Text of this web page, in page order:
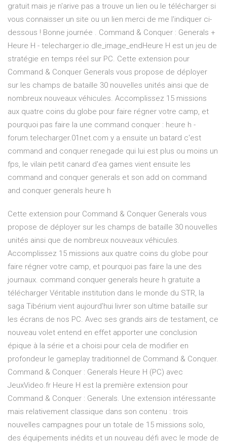
gratuit mais je n'arive pas a trouve un lien ou le télécharger si
vous connaisser un site ou un lien merci de me l'indiquer ci-
dessous ! Bonne journée . Command & Conquer : Generals +
Heure H - telecharger.io dle_image_endHeure H est un jeu de
stratégie en temps réel sur PC. Cette extension pour
Command & Conquer Generals vous propose de déployer
sur les champs de bataille 30 nouvelles unités ainsi que de
nombreux nouveaux véhicules. Accomplissez 15 missions
aux quatre coins du globe pour faire régner votre camp, et
pourquoi pas faire la une command conquer : heure h -
forum.telecharger.01net.com y a ensuite un batard c'est
command and conquer renegade qui lui est plus ou moins un
fps, le vilain petit canard d'ea games vient ensuite les
command and conquer generals et son add on command
and conquer generals heure h
Cette extension pour Command & Conquer Generals vous
propose de déployer sur les champs de bataille 30 nouvelles
unités ainsi que de nombreux nouveaux véhicules.
Accomplissez 15 missions aux quatre coins du globe pour
faire régner votre camp, et pourquoi pas faire la une des
journaux. command conquer generals heure h gratuite a
télécharger Véritable institution dans le monde du STR, la
saga Tibérium vient aujourd'hui livrer son ultime bataille sur
les écrans de nos PC. Avec ses grands airs de testament, ce
nouveau volet entend en effet apporter une conclusion
épique à la série et a choisi pour cela de modifier en
profondeur le gameplay traditionnel de Command & Conquer.
Command & Conquer : Generals Heure H (PC) avec
JeuxVideo.fr Heure H est la première extension pour
Command & Conquer : Generals. Une extension intéressante
mais relativement classique dans son contenu : trois
nouvelles campagnes pour un totale de 15 missions solo,
des équipements inédits et un nouveau défi avec le mode de